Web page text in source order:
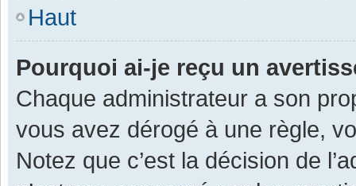
Haut
Pourquoi ai-je reçu un
Chaque administrateur a son
vous avez dérogé à une règle,
Notez que c’est la décision de